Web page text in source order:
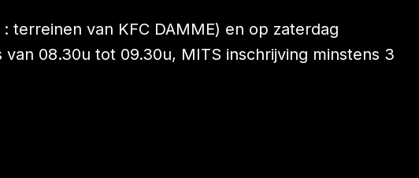
van KFC DAMME) en op zaterdag
08.30u tot 09.30u, MITS inschrijving minstens 3